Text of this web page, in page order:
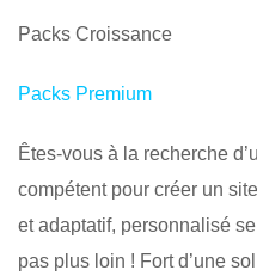
Packs Croissance
Packs Premium
Êtes-vous à la recherche
compétent pour créer un
et adaptatif, personnalisé
pas plus loin ! Fort d’une